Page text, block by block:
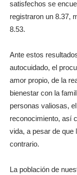
satisfechos se
registraron un 8.37,
8.53.
Ante estos
autocuidado, el
amor propio, de la
bienestar con la
personas valiosas,
reconocimiento, así
vida, a pesar de que
contrario.
La población de